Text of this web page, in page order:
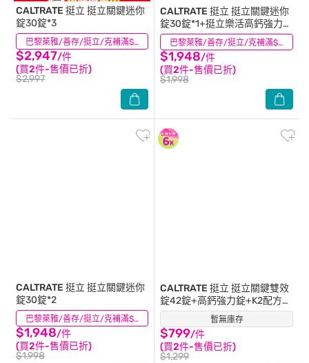
巴黎萊雅/善存/挺立/克補滿$1588折$100
CALTRATE 挺立 挺立關鍵迷你
錠30錠*3
$2,947/件
(買2件-售價已折)
$2,997
(7) 巴黎萊雅/善存/挺立/克補滿$1588折$100
CALTRATE 挺立 挺立關鍵迷你
錠30錠*1+挺立樂活高鈣強力錠
+K2配方95錠*1
$1,948/件
(買2件-售價已折)
$1,998
(0)
巴黎萊雅/善存/挺立/克補滿$1588折$100
CALTRATE 挺立 挺立關鍵迷你
錠30錠*2
$1,948/件
(買2件-售價已折)
$1,998
(1) 暫無庫存
CALTRATE 挺立 挺立關鍵雙效
錠42錠+高鈣強力錠+K2配方
28錠
$799/件
(買2件-售價已折)
$1,299
(4)